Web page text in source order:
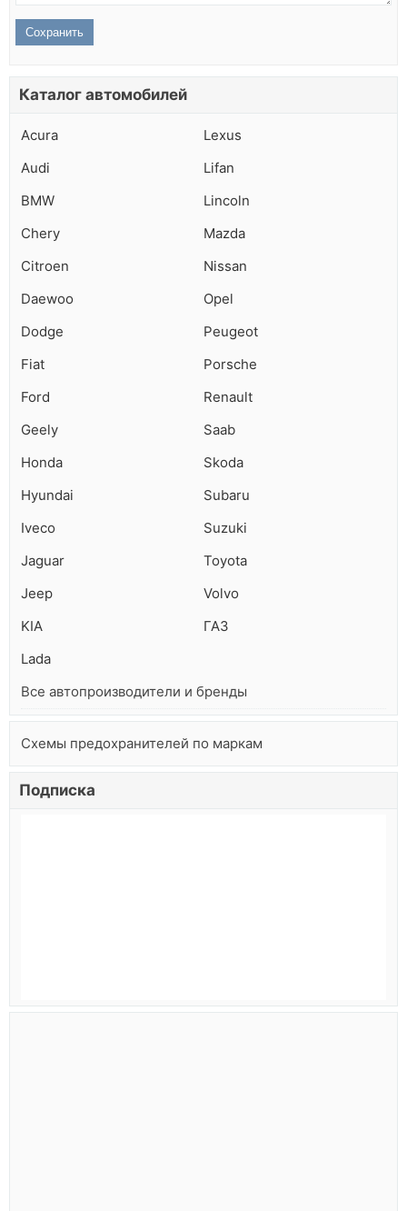
Каталог автомобилей
Acura
Lexus
Audi
Lifan
BMW
Lincoln
Chery
Mazda
Citroen
Nissan
Daewoo
Opel
Dodge
Peugeot
Fiat
Porsche
Ford
Renault
Geely
Saab
Honda
Skoda
Hyundai
Subaru
Iveco
Suzuki
Jaguar
Toyota
Jeep
Volvo
KIA
ГАЗ
Lada
Все автопроизводители и бренды
Схемы предохранителей по маркам
Подписка